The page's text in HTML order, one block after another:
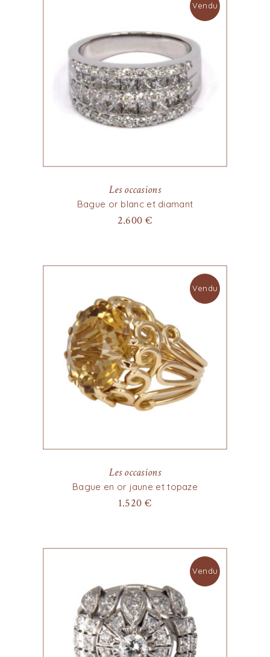
Vendu
Les occasions
Bague or blanc et diamant
2.600 €
Vendu
Les occasions
Bague en or jaune et topaze
1.520 €
Vendu